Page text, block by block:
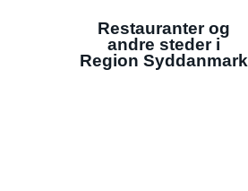
Restauranter og
andre steder i
Region Syddanmark